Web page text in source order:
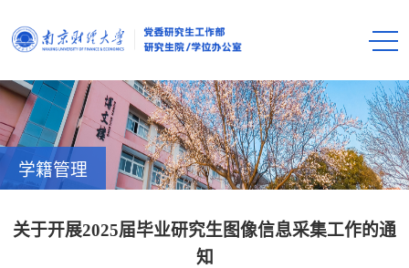
学籍管理
关于开展2025届毕业研究生图像信息采集工作的通
知